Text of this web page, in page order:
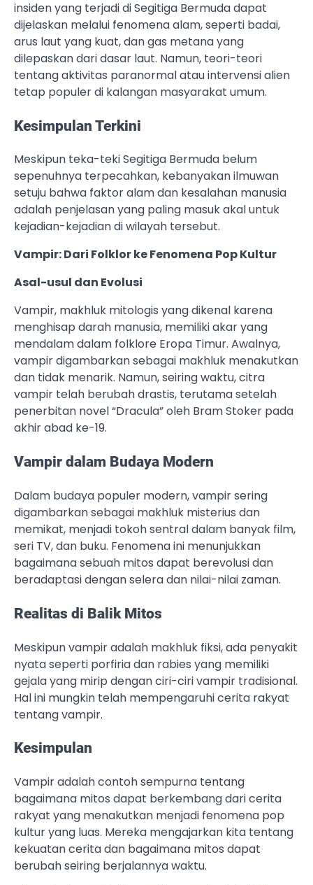
insiden yang terjadi di Segitiga Bermuda dapat
dijelaskan melalui fenomena alam, seperti badai,
arus laut yang kuat, dan gas metana yang
dilepaskan dari dasar laut. Namun, teori-teori
tentang aktivitas paranormal atau intervensi alien
tetap populer di kalangan masyarakat umum.
Kesimpulan Terkini
Meskipun teka-teki Segitiga Bermuda belum
sepenuhnya terpecahkan, kebanyakan ilmuwan
setuju bahwa faktor alam dan kesalahan manusia
adalah penjelasan yang paling masuk akal untuk
kejadian-kejadian di wilayah tersebut.
Vampir: Dari Folklor ke Fenomena Pop Kultur
Asal-usul dan Evolusi
Vampir, makhluk mitologis yang dikenal karena
menghisap darah manusia, memiliki akar yang
mendalam dalam folklore Eropa Timur. Awalnya,
vampir digambarkan sebagai makhluk menakutkan
dan tidak menarik. Namun, seiring waktu, citra
vampir telah berubah drastis, terutama setelah
penerbitan novel “Dracula” oleh Bram Stoker pada
akhir abad ke-19.
Vampir dalam Budaya Modern
Dalam budaya populer modern, vampir sering
digambarkan sebagai makhluk misterius dan
memikat, menjadi tokoh sentral dalam banyak film,
seri TV, dan buku. Fenomena ini menunjukkan
bagaimana sebuah mitos dapat berevolusi dan
beradaptasi dengan selera dan nilai-nilai zaman.
Realitas di Balik Mitos
Meskipun vampir adalah makhluk fiksi, ada penyakit
nyata seperti porfiria dan rabies yang memiliki
gejala yang mirip dengan ciri-ciri vampir tradisional.
Hal ini mungkin telah mempengaruhi cerita rakyat
tentang vampir.
Kesimpulan
Vampir adalah contoh sempurna tentang
bagaimana mitos dapat berkembang dari cerita
rakyat yang menakutkan menjadi fenomena pop
kultur yang luas. Mereka mengajarkan kita tentang
kekuatan cerita dan bagaimana mitos dapat
berubah seiring berjalannya waktu.